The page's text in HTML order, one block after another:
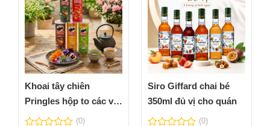
Khoai tây chiên
Pringles hộp to các vị
thơm ngon
(0)
Siro Giffard chai bé
350ml đủ vị cho quán
(0)